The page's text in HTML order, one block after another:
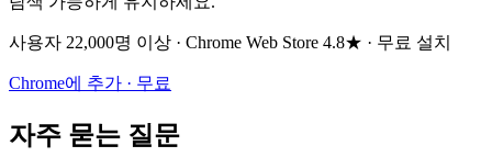
사용자 22,000명 이상 · Chrome Web Store 4.8★ · 무료 설치
Chrome에 추가 · 무료
자주 묻는 질문